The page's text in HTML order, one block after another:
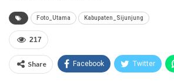
Foto_Utama Kabupaten_Sijunjung
217
Share Facebook Twitter